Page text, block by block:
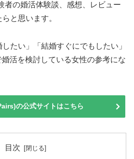
者の婚活体験談、感想、レビュー
と思います。
したい」「結婚すぐにでもしたい」
活を検討している女性の参考にな
の公式サイトはこちら
目次